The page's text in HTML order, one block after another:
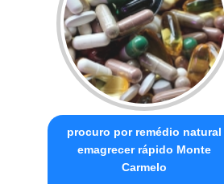
procuro por remédio natural
emagrecer rápido Monte
Carmelo